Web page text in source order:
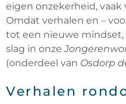
eigen onzekerheid,
Omdat verhalen en –
tot een nieuwe
slag in onze
(onderdeel van Osdorp
Verhalen